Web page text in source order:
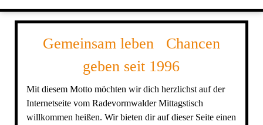
Gemeinsam leben Chancen
geben seit 1996
Mit diesem Motto möchten wir dich herzlichst auf der
Internetseite vom Radevormwalder Mittagstisch
willkommen heißen. Wir bieten dir auf dieser Seite einen